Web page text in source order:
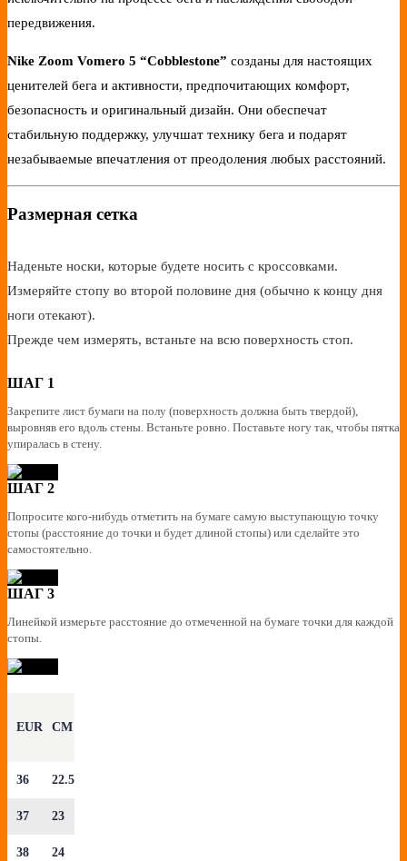
передвижения.
Nike Zoom Vomero 5 “Cobblestone” созданы для настоящих
ценителей бега и активности, предпочитающих комфорт,
безопасность и оригинальный дизайн. Они обеспечат
стабильную поддержку, улучшат технику бега и подарят
незабываемые впечатления от преодоления любых расстояний.
Размерная сетка
Наденьте носки, которые будете носить с кроссовками.
Измеряйте стопу во второй половине дня (обычно к концу дня
ноги отекают).
Прежде чем измерять, встаньте на всю поверхность стоп.
ШАГ 1
Закрепите лист бумаги на полу (поверхность должна быть твердой),
выровняв его вдоль стены. Встаньте ровно. Поставьте ногу так, чтобы пятка
упиралась в стену.
EUR CM
36 22.5
37 23
38 24
ШАГ 2
Попросите кого-нибудь отметить на бумаге самую выступающую точку
стопы (расстояние до точки и будет длиной стопы) или сделайте это
самостоятельно.
ШАГ 3
Линейкой измерьте расстояние до отмеченной на бумаге точки для каждой
стопы.